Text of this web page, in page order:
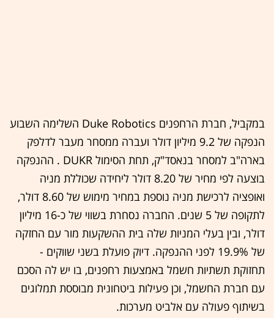
במקביל, חברת הרחפנים Duke Robotics השלימה השבוע
הנפקה של 9.2 מיליון דולר ועברה ממסחר מעבר לדלפק
בארה"ב למסחר בנאסד"ק, תחת הסימול DUKR . ההנפקה
בוצעה לפי מחיר של 8.20 דולר ליחידה שכוללת מניה
ואופציה לרכישת מניה נוספת במחיר מימוש של 8.60 דולר,
לתקופה של 5 שנים. החברה נסחרת בשווי של כ-16 מיליון
דולר, ובין בעלי המניות שלה בית ההשקעות מור עם החזקה
של 19.9% לפני ההנפקה. דיוק פועלת בשני שווקים -
תחזוקת תשתיות חשמל באמצעות רחפנים, בו יש לה הסכם
עם חברת החשמל, וכן פעילות ביטחונית מבוססת תמלוגים
בשיתוף פעולה עם אלביט מערכות.